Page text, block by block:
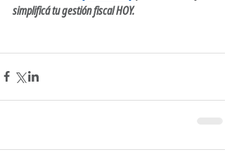
simplificá tu gestión fiscal HOY.